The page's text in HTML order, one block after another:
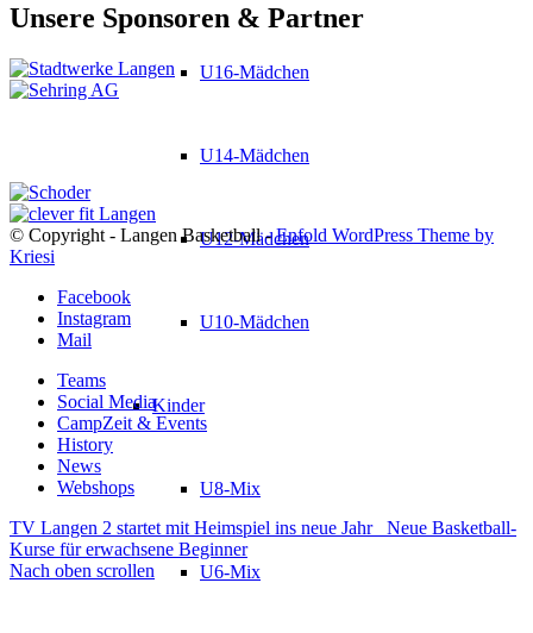
U16-Mädchen
U14-Mädchen
U12-Mädchen
U10-Mädchen
Kinder
U8-Mix
U6-Mix
Unsere Sponsoren & Partner
© Copyright - Langen Basketball -Enfold WordPress Theme by
Kriesi
Facebook
Instagram
Mail
Teams
Social Media
CampZeit & Events
History
News
Webshops
TV Langen 2 startet mit Heimspiel ins neue Jahr
Neue Basketball-
Kurse für erwachsene Beginner
Nach oben scrollen